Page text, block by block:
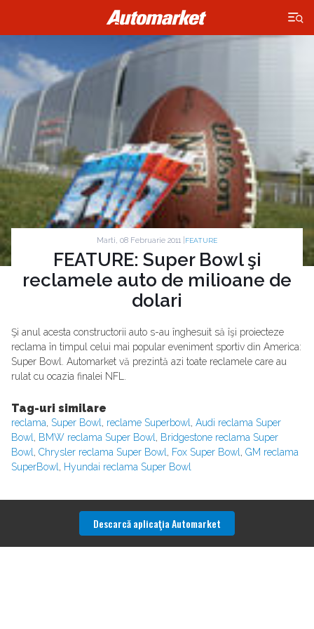
×
Marti, 08 Februarie 2011 | FEATURE
FEATURE: Super Bowl şi
reclamele auto de milioane de
dolari
Şi anul acesta constructorii auto s-au înghesuit să îşi proiecteze
reclama în timpul celui mai popular eveniment sportiv din America:
Super Bowl. Automarket vă prezintă azi toate reclamele care au
rulat cu ocazia finalei NFL.
Tag-uri similare
reclama, Super Bowl, reclame Superbowl, Audi reclama Super
Bowl, BMW reclama Super Bowl, Bridgestone reclama Super
Bowl, Chrysler reclama Super Bowl, Fox Super Bowl, GM reclama
SuperBowl, Hyundai reclama Super Bowl
Descarcă aplicaţia Automarket